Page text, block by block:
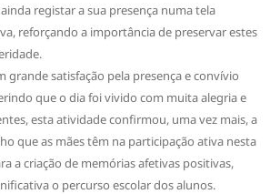
registar a sua presença numa tela
reforçando a importância de preservar estes
grande satisfação pela presença e convívio
que o dia foi vivido com muita alegria e
esta atividade confirmou, uma vez mais, a
que as mães têm na participação ativa nesta
a criação de memórias afetivas positivas,
o percurso escolar dos alunos.